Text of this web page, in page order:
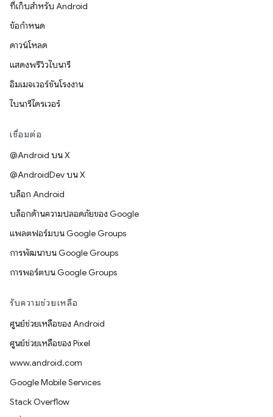
ที่เก็บสำหรับ Android
ข้อกำหนด
ดาวน์โหลด
แสดงพรีวิวไบนารี
อิมเมจเวอร์ชันโรงงาน
ไบนารีไดรเวอร์
เชื่อมต่อ
@Android บน X
@AndroidDev บน X
บล็อก Android
บล็อกด้านความปลอดภัยของ Google
แพลตฟอร์มบน Google Groups
การพัฒนาบน Google Groups
การพอร์ตบน Google Groups
รับความช่วยเหลือ
ศูนย์ช่วยเหลือของ Android
ศูนย์ช่วยเหลือของ Pixel
www.android.com
Google Mobile Services
Stack Overflow